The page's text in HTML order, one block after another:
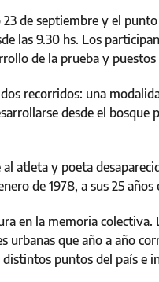
de septiembre y el
las 9.30 hs. Los
de la prueba y
recorridos: una
desde el bosque
atleta y poeta
de 1978, a sus 25
en la memoria
urbanas que año a año
puntos del país e